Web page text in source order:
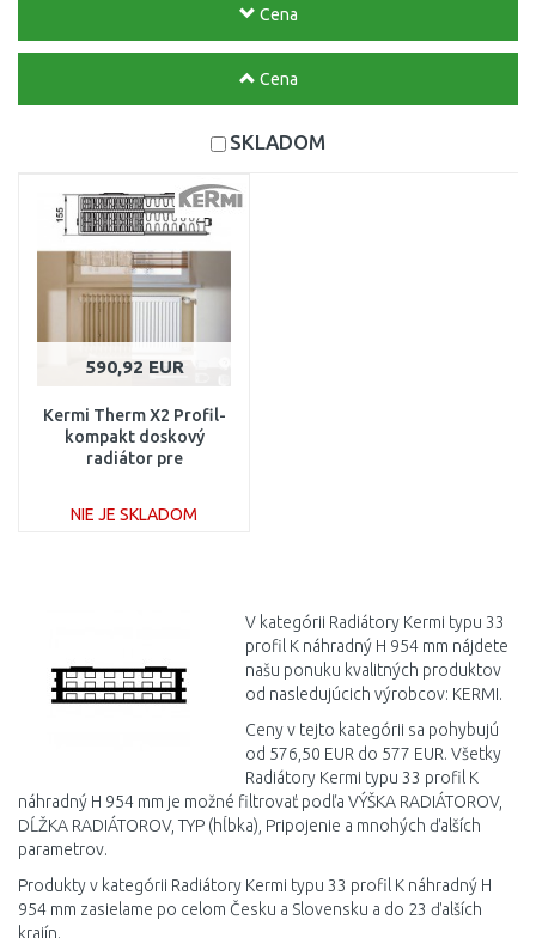
Cena
Cena
SKLADOM
590,92 EUR
Kermi Therm X2 Profil-
kompakt doskový
radiátor pre
NIE JE SKLADOM
V kategórii Radiátory Kermi typu 33
profil K náhradný H 954 mm nájdete
našu ponuku kvalitných produktov
od nasledujúcich výrobcov: KERMI.
Ceny v tejto kategórii sa pohybujú
od 576,50 EUR do 577 EUR. Všetky
Radiátory Kermi typu 33 profil K
náhradný H 954 mm je možné filtrovať podľa VÝŠKA RADIÁTOROV,
DĹŽKA RADIÁTOROV, TYP (hĺbka), Pripojenie a mnohých ďalších
parametrov.
Produkty v kategórii Radiátory Kermi typu 33 profil K náhradný H
954 mm zasielame po celom Česku a Slovensku a do 23 ďalších
krajín.